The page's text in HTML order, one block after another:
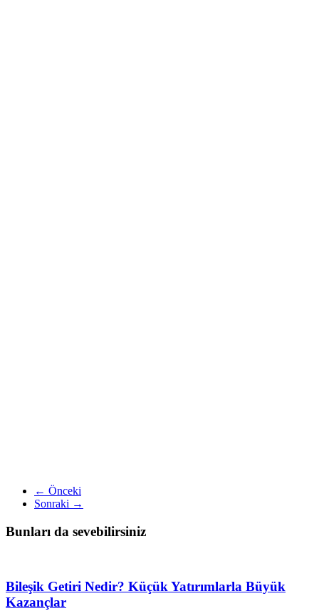
← Önceki
Sonraki →
Bunları da sevebilirsiniz
Bileşik Getiri Nedir? Küçük Yatırımlarla Büyük
Kazançlar